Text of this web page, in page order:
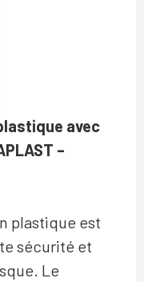
avec
–
plastique est
sécurité et
Le